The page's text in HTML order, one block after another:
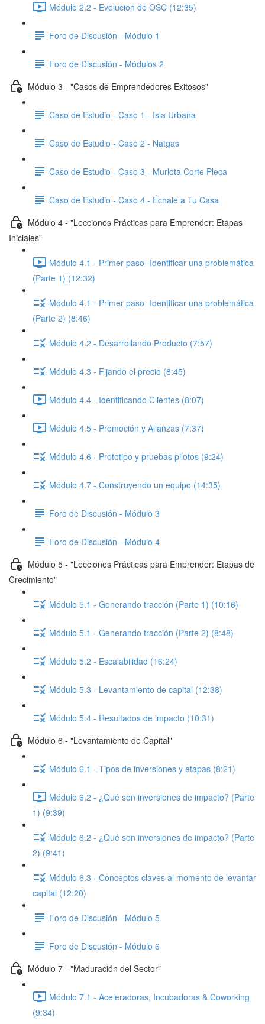
Módulo 2.2 - Evolucion de OSC (12:35)
Foro de Discusión - Módulo 1
Foro de Discusión - Módulos 2
Módulo 3 - "Casos de Emprendedores Exitosos"
Caso de Estudio - Caso 1 - Isla Urbana
Caso de Estudio - Caso 2 - Natgas
Caso de Estudio - Caso 3 - Murlota Corte Pleca
Caso de Estudio - Caso 4 - Échale a Tu Casa
Módulo 4 - "Lecciones Prácticas para Emprender: Etapas
Iniciales"
Módulo 4.1 - Primer paso- Identificar una problemática
(Parte 1) (12:32)
Módulo 4.1 - Primer paso- Identificar una problemática
(Parte 2) (8:46)
Módulo 4.2 - Desarrollando Producto (7:57)
Módulo 4.3 - Fijando el precio (8:45)
Módulo 4.4 - Identificando Clientes (8:07)
Módulo 4.5 - Promoción y Alianzas (7:37)
Módulo 4.6 - Prototipo y pruebas pilotos (9:24)
Módulo 4.7 - Construyendo un equipo (14:35)
Foro de Discusión - Módulo 3
Foro de Discusión - Módulo 4
Módulo 5 - "Lecciones Prácticas para Emprender: Etapas de
Crecimiento"
Módulo 5.1 - Generando tracción (Parte 1) (10:16)
Módulo 5.1 - Generando tracción (Parte 2) (8:48)
Módulo 5.2 - Escalabilidad (16:24)
Módulo 5.3 - Levantamiento de capital (12:38)
Módulo 5.4 - Resultados de impacto (10:31)
Módulo 6 - "Levantamiento de Capital"
Módulo 6.1 - Tipos de inversiones y etapas (8:21)
Módulo 6.2 - ¿Qué son inversiones de impacto? (Parte
1) (9:39)
Módulo 6.2 - ¿Qué son inversiones de impacto? (Parte
2) (9:41)
Módulo 6.3 - Conceptos claves al momento de levantar
capital (12:20)
Foro de Discusión - Módulo 5
Foro de Discusión - Módulo 6
Módulo 7 - "Maduración del Sector"
Módulo 7.1 - Aceleradoras, Incubadoras & Coworking
(9:34)